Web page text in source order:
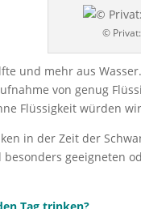
©
und mehr aus
von genug
Flüssigkeit würden
in der Zeit der
geeigneten